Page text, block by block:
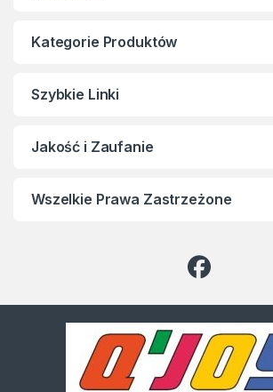
Kategorie Produktów
Szybkie Linki
Jakość i Zaufanie
Wszelkie Prawa Zastrzeżone